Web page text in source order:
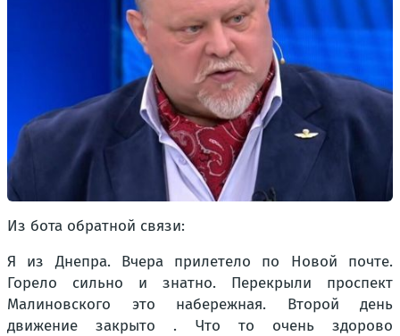
Из бота обратной связи:
Я из Днепра. Вчера прилетело по Новой почте.
Горело сильно и знатно. Перекрыли проспект
Малиновского это набережная. Второй день
движение закрыто . Что то очень здорово